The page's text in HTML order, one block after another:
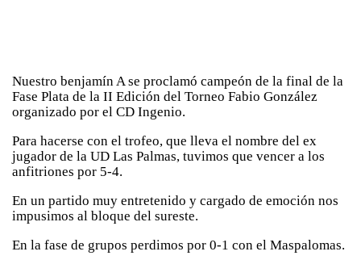
Nuestro benjamín A se proclamó campeón de la final de la
Fase Plata de la II Edición del Torneo Fabio González
organizado por el CD Ingenio.
Para hacerse con el trofeo, que lleva el nombre del ex
jugador de la UD Las Palmas, tuvimos que vencer a los
anfitriones por 5-4.
En un partido muy entretenido y cargado de emoción nos
impusimos al bloque del sureste.
En la fase de grupos perdimos por 0-1 con el Maspalomas.